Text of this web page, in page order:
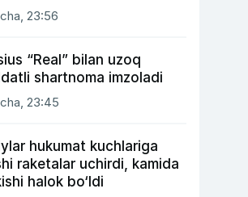
toʻlagani ochiqlandi
23:56
“Real” bilan uzoq
shartnoma imzoladi
23:45
hukumat kuchlariga
raketalar uchirdi, kamida
halok bo‘ldi